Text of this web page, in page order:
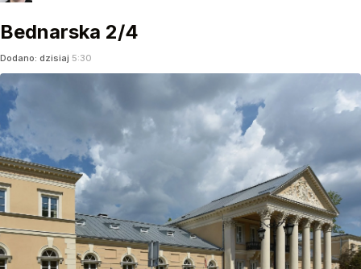
Bednarska 2/4
Dodano: dzisiaj 5:30